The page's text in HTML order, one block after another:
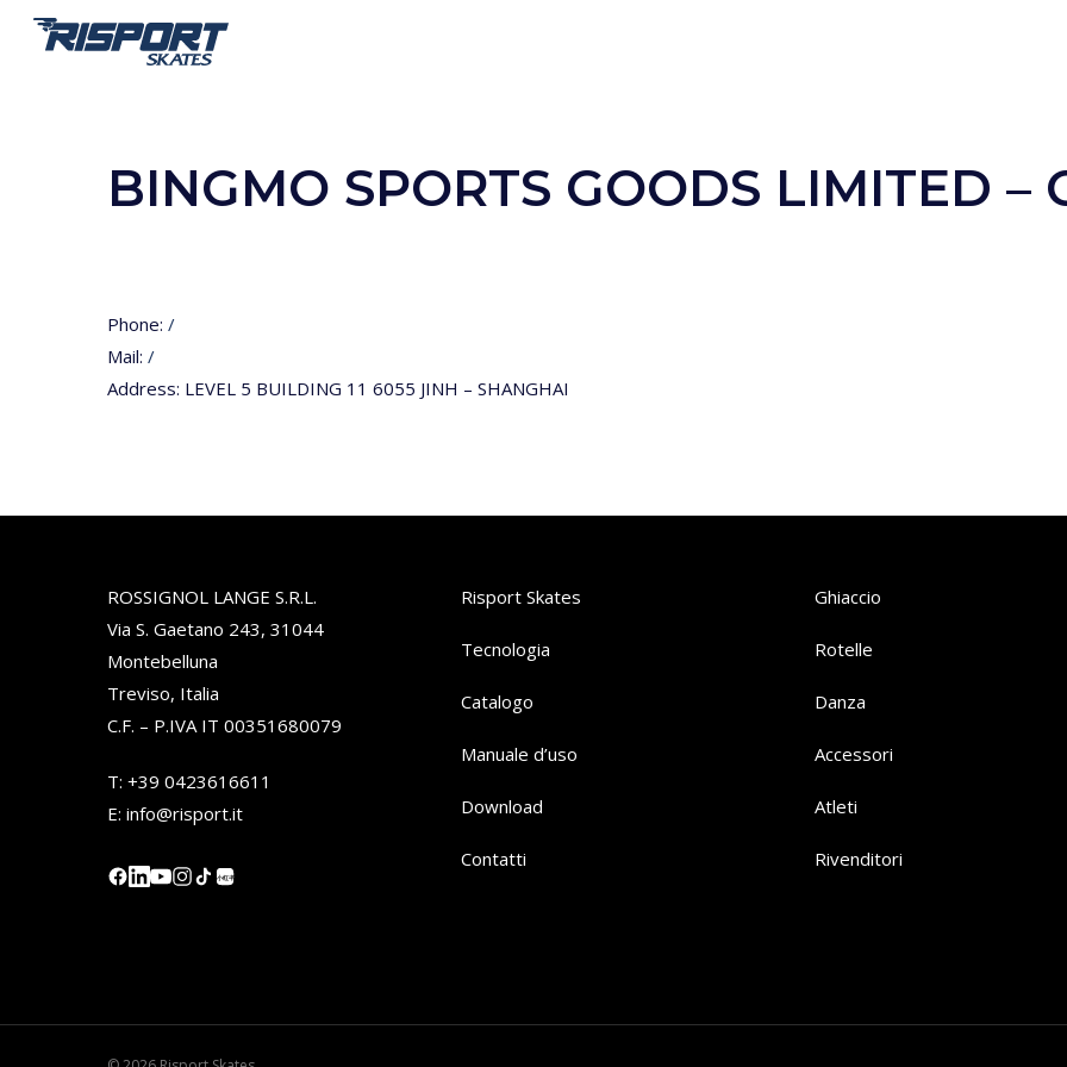
BINGMO SPORTS GOODS LIMITED –
Phone: /
Mail: /
Address: LEVEL 5 BUILDING 11 6055 JINH – SHANGHAI
ROSSIGNOL LANGE S.R.L.
Via S. Gaetano 243, 31044
Montebelluna
Treviso, Italia
C.F. – P.IVA IT 00351680079
T: +39 0423616611
E: info@risport.it
小红书
Risport Skates
Tecnologia
Catalogo
Manuale d’uso
Download
Contatti
Ghiaccio
Rotelle
Danza
Accessori
Atleti
Rivenditori